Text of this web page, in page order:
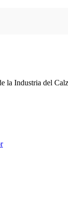
la Industria del